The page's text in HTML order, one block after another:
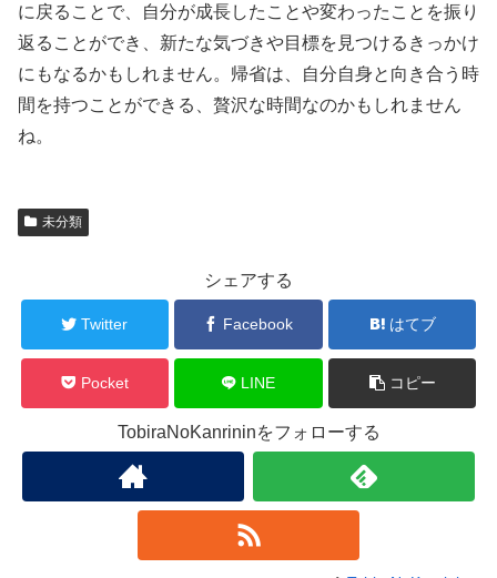
に戻ることで、自分が成長したことや変わったことを振り
返ることができ、新たな気づきや目標を見つけるきっかけ
にもなるかもしれません。帰省は、自分自身と向き合う時
間を持つことができる、贅沢な時間なのかもしれません
ね。
未分類
シェアする
Twitter Facebook はてブ
Pocket LINE コピー
TobiraNoKanrininをフォローする